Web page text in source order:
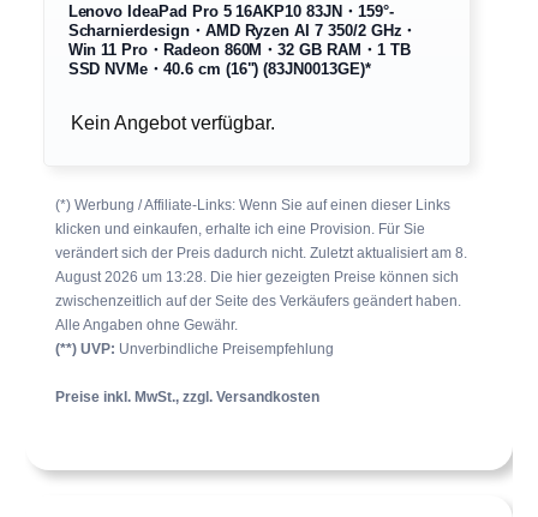
Lenovo IdeaPad Pro 5 16AKP10 83JN・159°-
Scharnierdesign・AMD Ryzen AI 7 350/2 GHz・
Win 11 Pro・Radeon 860M・32 GB RAM・1 TB
SSD NVMe・40.6 cm (16") (83JN0013GE)*
Kein Angebot verfügbar.
(*) Werbung / Affiliate-Links: Wenn Sie auf einen dieser Links
klicken und einkaufen, erhalte ich eine Provision. Für Sie
verändert sich der Preis dadurch nicht. Zuletzt aktualisiert am 8.
August 2026 um 13:28. Die hier gezeigten Preise können sich
zwischenzeitlich auf der Seite des Verkäufers geändert haben.
Alle Angaben ohne Gewähr.
(**) UVP: Unverbindliche Preisempfehlung
Preise inkl. MwSt., zzgl. Versandkosten